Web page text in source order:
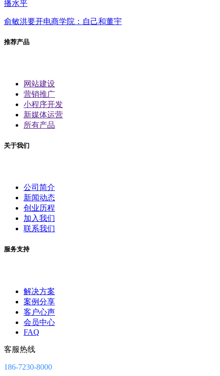
俞敏洪要开电商学院：自己和董宇
推荐产品
网站建设
营销推广
小程序开发
新媒体运营
所有产品
关于我们
公司简介
新闻动态
创业历程
加入我们
联系我们
服务支持
解决方案
案例分享
客户心声
会员中心
FAQ
客服热线
186-7230-8000